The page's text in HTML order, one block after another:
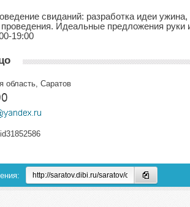
свиданий: разработка идеи
проведения. Идеальные предложения
19:00
область, Саратов